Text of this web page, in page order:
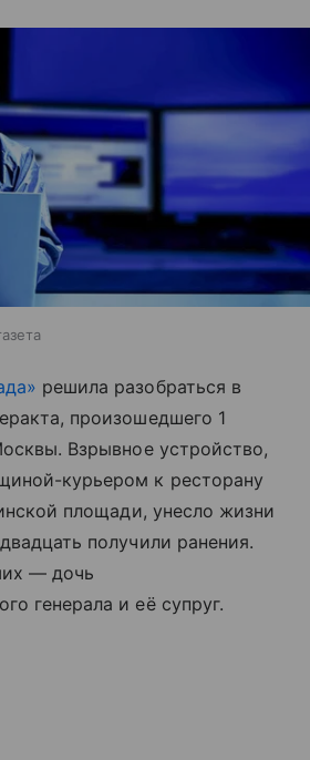
решила разобраться в
произошедшего 1
Взрывное устройство,
курьером к ресторану
площади, унесло жизни
получили ранения.
— дочь
генерала и её супруг.